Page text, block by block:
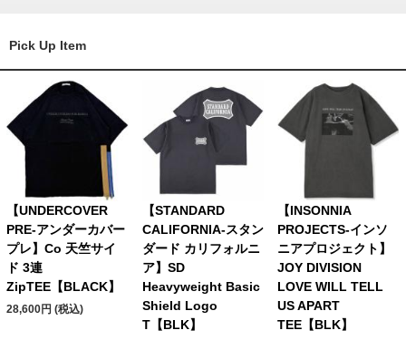
Pick Up Item
【UNDERCOVER
PRE-アンダーカバー
プレ】Co 天竺サイ
ド 3連
ZipTEE【BLACK】
28,600円 (税込)
【STANDARD
CALIFORNIA-スタン
ダード カリフォルニ
ア】SD
Heavyweight Basic
Shield Logo
T【BLK】
【INSONNIA
PROJECTS-インソ
ニアプロジェクト】
JOY DIVISION
LOVE WILL TELL
US APART
TEE【BLK】